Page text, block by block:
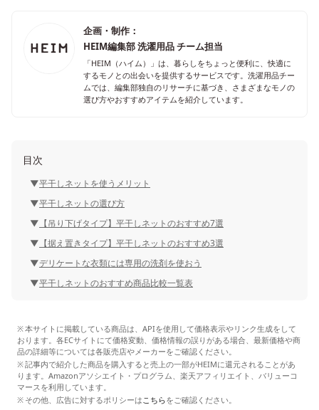
企画・制作：
HEIM編集部 洗濯用品 チーム担当
「HEIM（ハイム）」は、暮らしをちょっと便利に、快適に
するモノとの出会いを提供するサービスです。洗濯用品チー
ムでは、編集部独自のリサーチに基づき、さまざまなモノの
選び方やおすすめアイテムを紹介しています。
目次
平干しネットを使うメリット
平干しネットの選び方
【吊り下げタイプ】平干しネットのおすすめ7選
【据え置きタイプ】平干しネットのおすすめ3選
デリケートな衣類には専用の洗剤を使おう
平干しネットのおすすめ商品比較一覧表
本サイトに掲載している商品は、APIを使用して価格表示やリンク生成をして
おります。各ECサイトにて価格変動、価格情報の誤りがある場合、最新価格や商
品の詳細等については各販売店やメーカーをご確認ください。
記事内で紹介した商品を購入すると売上の一部がHEIMに還元されることがあ
ります。Amazonアソシエイト・プログラム、楽天アフィリエイト、バリューコ
マースを利用しています。
その他、広告に対するポリシーはこちらをご確認ください。